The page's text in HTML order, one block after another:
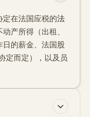
定在法国应税的法
产所得（出租、
的薪金、法国股
定而定），以及员